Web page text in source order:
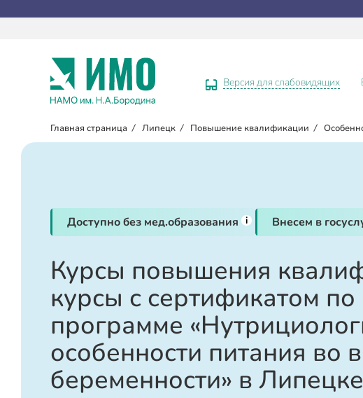
Версия для слабовидящих
Главная страница / Липецк / Повышение квалификации /
Доступно без мед.образования i Внесем в
Курсы повышения
курсы с сертификатом по
программе
особенности питания во
беременности» в Липецке